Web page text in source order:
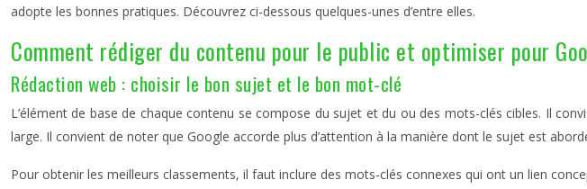
adopte les bonnes pratiques. Découvrez ci-dessous quelques-unes d’entre elles.
Comment rédiger du contenu pour le public et optimiser pour
Rédaction web : choisir le bon sujet et le bon mot-clé
L’élément de base de chaque contenu se compose du sujet et du ou des mots-clés cibles. Il
large. Il convient de noter que Google accorde plus d’attention à la manière dont le sujet est
Pour obtenir les meilleurs classements, il faut inclure des mots-clés connexes qui ont un lien